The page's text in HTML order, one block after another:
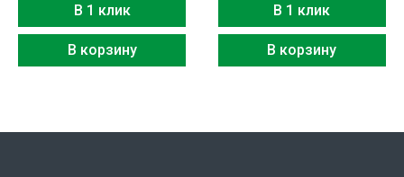
В 1 клик
В корзину
В 1 клик
В корзину